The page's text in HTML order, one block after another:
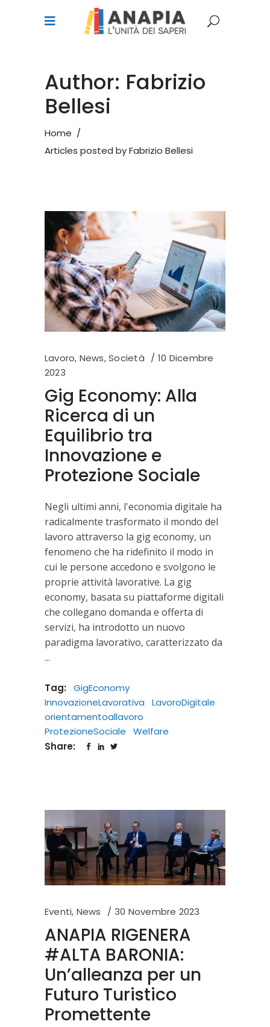
Author: Fabrizio
Bellesi
Home /
Articles posted by Fabrizio Bellesi
Lavoro, News,Società
10 Dicembre
2023
Gig Economy: Alla
Ricerca di un
Equilibrio tra
Innovazione e
Protezione Sociale
Negli ultimi anni, l'economia digitale ha
radicalmente trasformato il mondo del
lavoro attraverso la gig economy, un
fenomeno che ha ridefinito il modo in
cui le persone accedono e svolgono le
proprie attività lavorative. La gig
economy, basata su piattaforme digitali
che collegano domanda e offerta di
servizi, ha introdotto un nuovo
paradigma lavorativo, caratterizzato da
Tag:
GigEconomy
InnovazioneLavorativa
LavoroDigitale
orientamentoallavoro
ProtezioneSociale
Welfare
Share:
Eventi, News 30 Novembre 2023
ANAPIA RIGENERA
#ALTA BARONIA:
Un’alleanza per un
Futuro Turistico
Promettente